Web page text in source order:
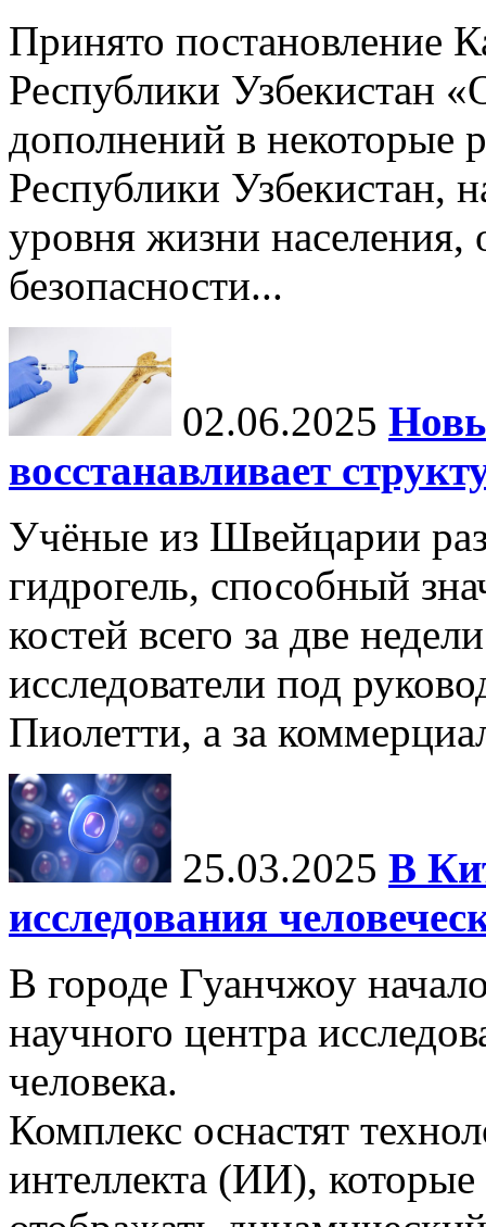
Принято постановление
Республики Узбекистан
дополнений в некоторые
Республики Узбекистан,
уровня жизни населения,
безопасности...
02.06.2025
восстанавливает
Учёные из Швейцарии
гидрогель, способный
костей всего за две
исследователи под
Пиолетти, а за
25.03.2025 В
исследования
В городе Гуанчжоу
научного центра
человека.
Комплекс оснастят
интеллекта (ИИ),